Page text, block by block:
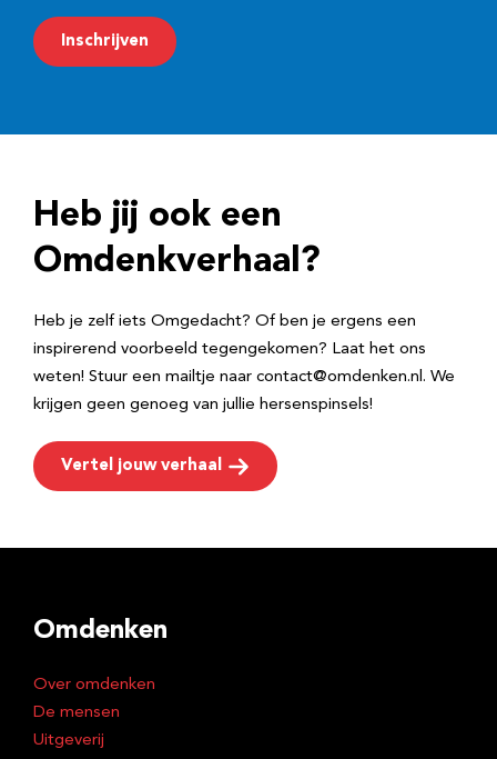
m
a
r
e
Inschrijven
Heb jij ook een
Omdenkverhaal?
Heb je zelf iets Omgedacht? Of ben je ergens een
inspirerend voorbeeld tegengekomen? Laat het ons
weten! Stuur een mailtje naar contact@omdenken.nl. We
krijgen geen genoeg van jullie hersenspinsels!
Vertel jouw verhaal
Omdenken
Over omdenken
De mensen
Uitgeverij